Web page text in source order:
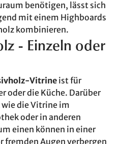
benötigen, lässt sich
mit einem Highboards
kombinieren.
- Einzeln oder
Vitrineist für
oder die Küche. Darüber
die Vitrine im
oder in anderen
einen können in einer
fremden Augen verbergen